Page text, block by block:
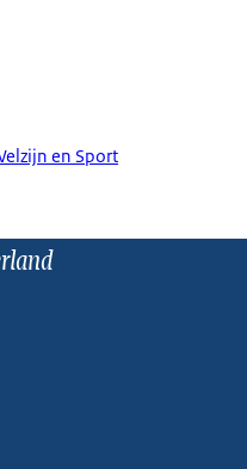
en Sport